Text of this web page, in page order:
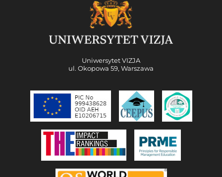
Uniwersytet VIZJA
ul. Okopowa 59, Warszawa